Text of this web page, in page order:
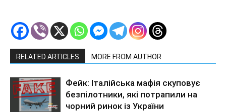
RELATED ARTICLES MORE FROM AUTHOR
Фейк: Італійська мафія скуповує
безпілотники, які потрапили на
чорний ринок із України